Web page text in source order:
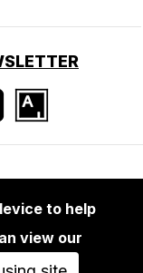
• Presse
to help
view our